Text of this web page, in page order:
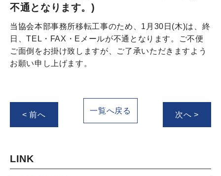
不通となります。)
当協会本部事務所移転工事のため、1月30日(木)は、終
日、TEL・FAX・Eメールが不通となります。ご不便
ご面倒をお掛け致しますが、ご了承いただきますよう
お願い申し上げます。
< 前へ 一覧へ戻る 次へ >
LINK